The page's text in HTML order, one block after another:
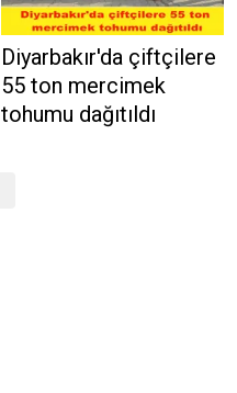
Diyarbakır'da çiftçilere
55 ton mercimek
tohumu dağıtıldı